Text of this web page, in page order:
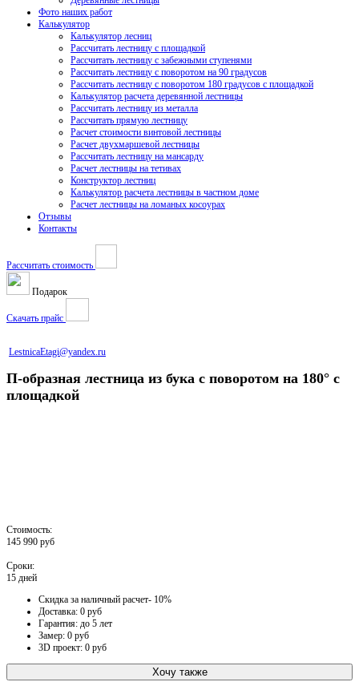
Фото наших работ
Калькулятор
Калькулятор лесниц
Рассчитать лестницу с площадкой
Рассчитать лестницу с забежными ступенями
Рассчитать лестницу с поворотом на 90 градусов
Рассчитать лестницу с поворотом 180 градусов с площадкой
Калькулятор расчета деревянной лестницы
Рассчитать лестницу из металла
Рассчитать прямую лестницу
Расчет стоимости винтовой лестницы
Расчет двухмаршевой лестницы
Рассчитать лестницу на мансарду
Расчет лестницы на тетивах
Конструктор лестниц
Калькулятор расчета лестницы в частном доме
Расчет лестницы на ломаных косоурах
Отзывы
Контакты
Рассчитать стоимость
Подарок
Скачать прайс
LestnicaEtagi@yandex.ru
П-образная лестница из бука с поворотом на 180° с
площадкой
Стоимость:
145 990 руб
Сроки:
15 дней
Скидка за наличный расчет- 10%
Доставка: 0 руб
Гарантия: до 5 лет
Замер: 0 руб
3D проект: 0 руб
Хочу также